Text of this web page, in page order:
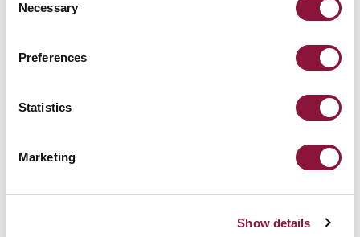
Selection
Necessary
Preferences
Statistics
Marketing
Show details
2024년에는 생존자들을 대표하는 단체의 연합인니
혼 히단쿄가
“핵무기 없는 세상을 위한 노력과 증언
을 통해 핵무기가 다시는 사용되어서는 안 된다는 점
을 보여준 공로”를 인정받아 노벨 평화상을 수상했다.
동을 주어 핵무기 폐기 운동에 동참하게 했다.